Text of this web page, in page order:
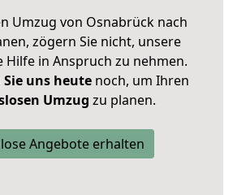
Umzug von Osnabrück nach
zögern Sie nicht, unsere
Hilfe in Anspruch zu nehmen.
uns heutenoch, um Ihren
Umzug zu planen.
Angebote erhalten